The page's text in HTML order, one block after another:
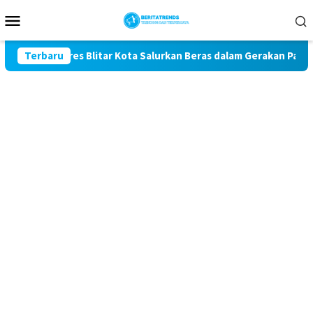
ke
Mobile
Terbaru
Blitar Kota Salurkan Beras dalam Gerakan Pangan Murah